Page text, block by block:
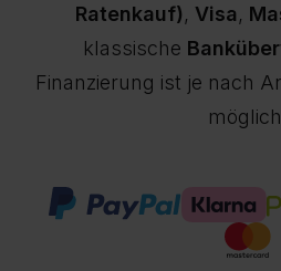
Ratenkauf), Visa,
klassische
Finanzierung ist je nach